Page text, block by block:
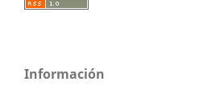
Información